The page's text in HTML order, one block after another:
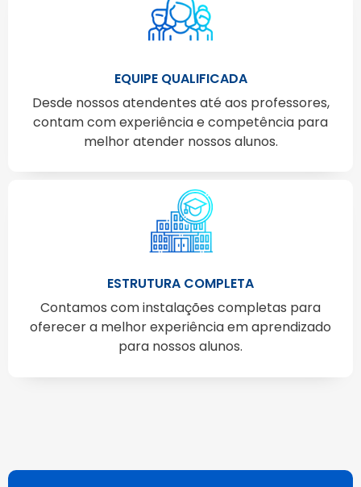
EQUIPE QUALIFICADA
Desde nossos atendentes até aos professores,
contam com experiência e competência para
melhor atender nossos alunos.
ESTRUTURA COMPLETA
Contamos com instalações completas para
oferecer a melhor experiência em aprendizado
para nossos alunos.